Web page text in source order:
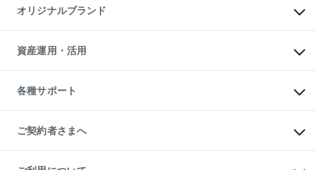
アパート経営
収益物件
ビル購入（ビル一棟）
投資用不動産の売却査定
事業用不動産の売却査定
マンションライブラリー
人気マンションランキング
暮らしに役立つ不動産メディア
不動産相場・不動産価格情報
不動産コラム・ニュース
不動産用語集
不動産なんでもネット相談室
住まいの税金
オリジナルブランド
一棟リノベーションマンション
L`GENTE（ルジェンテ）
区分リノベーションマンション
投資用一棟レジデンスWELL
不動産小口投資
LEGACIA（レガシア）
資産運用・活用
不動産M&A
アセットマネジメント・出資
各種サポート
相続サポート
リフォームサポート
ご契約者さまへ
ご紹介・再契約特典